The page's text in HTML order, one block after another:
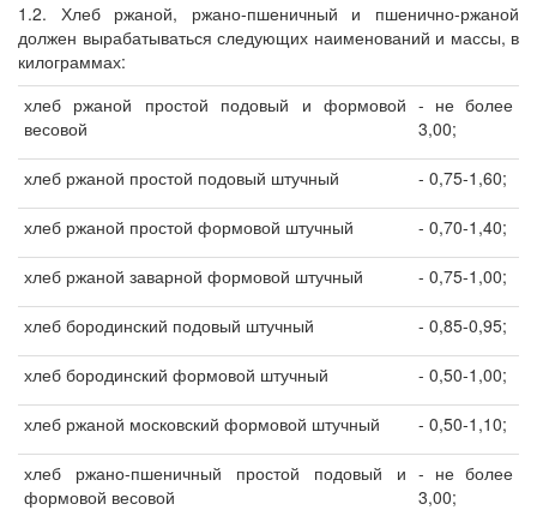
1.2. Хлеб ржаной, ржано-пшеничный и пшенично-ржаной
должен вырабатываться следующих наименований и массы, в
килограммах:
хлеб ржаной простой подовый и формовой
весовой
- не более
3,00;
хлеб ржаной простой подовый штучный - 0,75-1,60;
хлеб ржаной простой формовой штучный - 0,70-1,40;
хлеб ржаной заварной формовой штучный - 0,75-1,00;
хлеб бородинский подовый штучный - 0,85-0,95;
хлеб бородинский формовой штучный - 0,50-1,00;
хлеб ржаной московский формовой штучный - 0,50-1,10;
хлеб ржано-пшеничный простой подовый и
формовой весовой
- не более
3,00;